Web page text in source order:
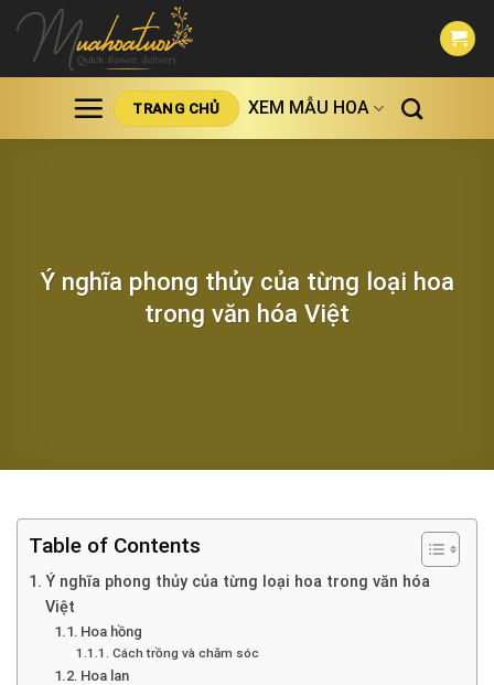
Skip
content
TRANG CHỦ XEM MẪU HOA
Ý nghĩa phong thủy của từng loại hoa
trong văn hóa Việt
Table of Contents
Ý nghĩa phong thủy của từng loại hoa trong văn hóa
Việt
Hoa hồng
Cách trồng và chăm sóc
Hoa lan